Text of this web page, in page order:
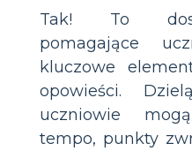
Tak! To
pomagające
kluczowe
opowieści.
uczniowie
tempo, punkty